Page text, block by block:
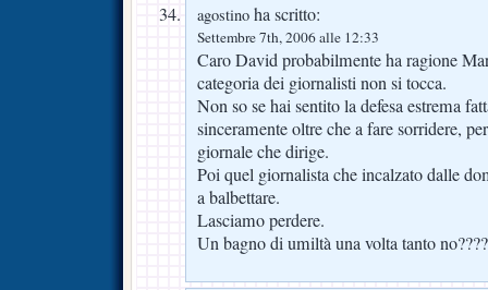
agostino ha scritto:
Settembre 7th, 2006 alle 12:33
Caro David probabilmente ha ragione
categoria dei giornalisti non si tocca.
Non so se hai sentito la defesa estrema
sinceramente oltre che a fare sorridere,
giornale che dirige.
Poi quel giornalista che incalzato dalle
a balbettare.
Lasciamo perdere.
Un bagno di umiltà una volta tanto no????